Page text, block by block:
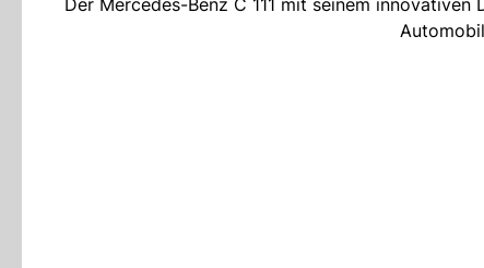
Der Mercedes-Benz C 111 mit seinem